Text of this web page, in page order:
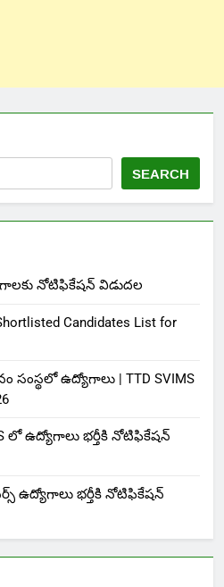
SEARCH
నోటిఫికేషన్ విడుదల
Candidates List for
సంస్థలో ఉద్యోగాలు | TTD SVIMS
ఉద్యోగాలు భర్తీకి నోటిఫికేషన్
ఉద్యోగాలు భర్తీకి నోటిఫికేషన్